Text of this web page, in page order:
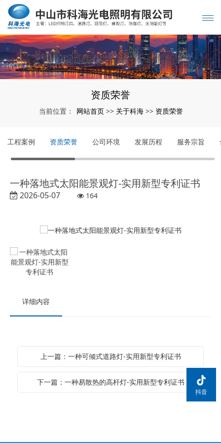
资质荣誉
当前位置： 网站首页 >> 关于科海 >> 资质荣誉
工程案例 资质荣誉 公司环境 发展历程 服务宗旨
一种落地式太阳能景观灯-实用新型专利证书
2026-05-07 164
详细内容
上一篇：一种可倾式道路灯-实用新型专利证书
下一篇：一种易散热的高杆灯-实用新型专利证书
抖音